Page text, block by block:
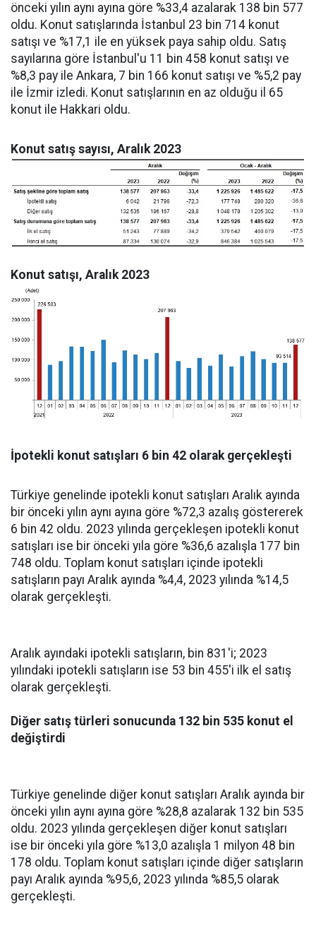
önceki yılın aynı ayına göre %33,4 azalarak 138 bin 577
oldu. Konut satışlarında İstanbul 23 bin 714 konut
satışı ve %17,1 ile en yüksek paya sahip oldu. Satış
sayılarına göre İstanbul'u 11 bin 458 konut satışı ve
%8,3 pay ile Ankara, 7 bin 166 konut satışı ve %5,2 pay
ile İzmir izledi. Konut satışlarının en az olduğu il 65
konut ile Hakkari oldu.
Konut satış sayısı, Aralık 2023
Konut satışı, Aralık 2023
İpotekli konut satışları 6 bin 42 olarak gerçekleşti
Türkiye genelinde ipotekli konut satışları Aralık ayında
bir önceki yılın aynı ayına göre %72,3 azalış göstererek
6 bin 42 oldu. 2023 yılında gerçekleşen ipotekli konut
satışları ise bir önceki yıla göre %36,6 azalışla 177 bin
748 oldu. Toplam konut satışları içinde ipotekli
satışların payı Aralık ayında %4,4, 2023 yılında %14,5
olarak gerçekleşti.
Aralık ayındaki ipotekli satışların, bin 831'i; 2023
yılındaki ipotekli satışların ise 53 bin 455'i ilk el satış
olarak gerçekleşti.
Diğer satış türleri sonucunda 132 bin 535 konut el
değiştirdi
Türkiye genelinde diğer konut satışları Aralık ayında bir
önceki yılın aynı ayına göre %28,8 azalarak 132 bin 535
oldu. 2023 yılında gerçekleşen diğer konut satışları
ise bir önceki yıla göre %13,0 azalışla 1 milyon 48 bin
178 oldu. Toplam konut satışları içinde diğer satışların
payı Aralık ayında %95,6, 2023 yılında %85,5 olarak
gerçekleşti.